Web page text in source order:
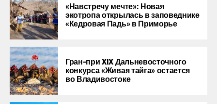
«Навстречу мечте»: Новая
экотропа открылась в заповеднике
«Кедровая Падь» в Приморье
Гран-при XIX Дальневосточного
конкурса «Живая тайга» остается
во Владивостоке